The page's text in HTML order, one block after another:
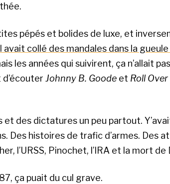
pépés et bolides de luxe, et
avait collé des mandales dans la gueule
les années qui suivirent, ça n’allait pas
d’écouter Johnny B. Goode et Roll
et des dictatures un peu partout.
Des histoires de trafic d’armes. Des
l’URSS, Pinochet, l’IRA et la mort de
ça puait du cul grave.